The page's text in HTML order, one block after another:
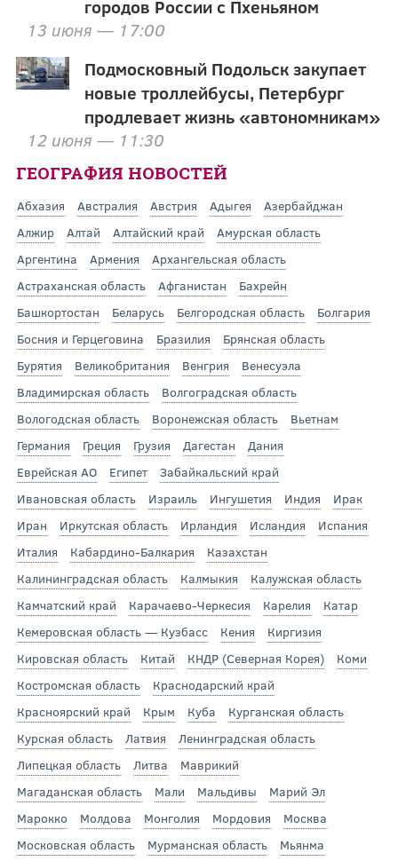
городов России с Пхеньяном
13 июня — 17:00
Подмосковный Подольск закупает
новые троллейбусы, Петербург
продлевает жизнь «автономникам»
12 июня — 11:30
ГЕОГРАФИЯ НОВОСТЕЙ
Абхазия Австралия Австрия Адыгея
Азербайджан
Алжир
Алтай Алтайский край
Амурская область
Аргентина
Армения
Архангельская область
Астраханская область
Афганистан
Бахрейн
Башкортостан
Беларусь Белгородская область
Болгария
Босния и Герцеговина
Бразилия
Брянская область
Бурятия
Великобритания Венгрия
Венесуэла
Владимирская область
Волгоградская область
Вологодская область
Воронежская область
Вьетнам
Германия
Греция Грузия Дагестан
Дания
Еврейская АО
Египет
Забайкальский край
Ивановская область
Израиль Ингушетия Индия
Ирак
Иран
Иркутская область Ирландия Исландия
Испания
Италия
Кабардино-Балкария
Казахстан
Калининградская область
Калмыкия
Калужская область
Камчатский край
Карачаево-Черкесия Карелия
Катар
Кемеровская область — Кузбасс
Кения
Киргизия
Кировская область
Китай КНДР (Северная Корея)
Коми
Костромская область
Краснодарский край
Красноярский край
Крым Куба
Курганская область
Курская область
Латвия
Ленинградская область
Липецкая область
Литва
Маврикий
Магаданская область
Мали Мальдивы
Марий Эл
Марокко
Молдова Монголия Мордовия
Москва
Московская область
Мурманская область
Мьянма